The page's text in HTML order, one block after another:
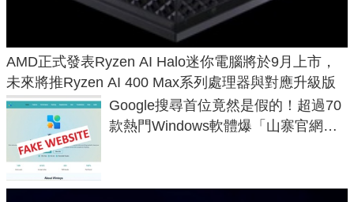
AMD正式發表Ryzen AI Halo迷你電腦將於9月上市，
未來將推Ryzen AI 400 Max系列處理器與對應升級版
Google搜尋首位竟然是假的！超過70
款熱門Windows軟體爆「山寨官網」